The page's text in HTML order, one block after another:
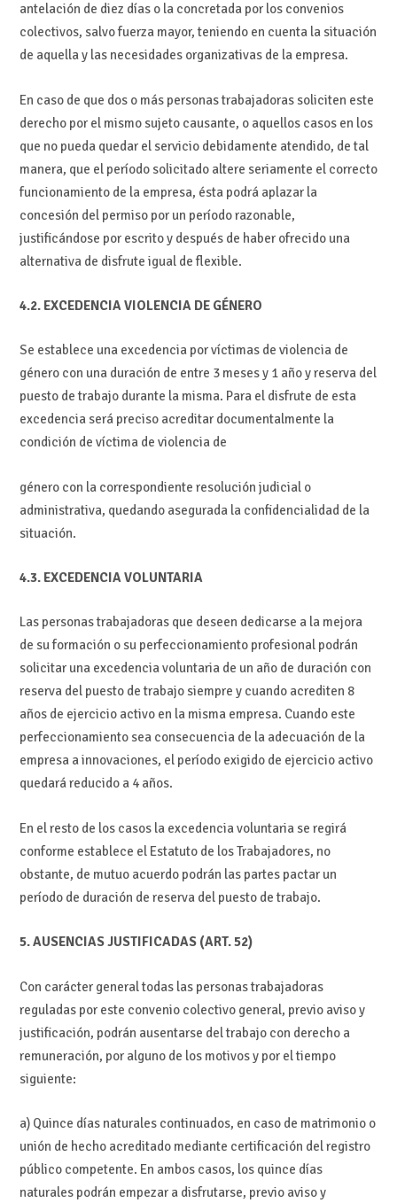
antelación de diez días o la concretada por los convenios
colectivos, salvo fuerza mayor, teniendo en cuenta la situación
de aquella y las necesidades organizativas de la empresa.
En caso de que dos o más personas trabajadoras soliciten este
derecho por el mismo sujeto causante, o aquellos casos en los
que no pueda quedar el servicio debidamente atendido, de tal
manera, que el período solicitado altere seriamente el correcto
funcionamiento de la empresa, ésta podrá aplazar la
concesión del permiso por un período razonable,
justificándose por escrito y después de haber ofrecido una
alternativa de disfrute igual de flexible.
4.2. EXCEDENCIA VIOLENCIA DE GÉNERO
Se establece una excedencia por víctimas de violencia de
género con una duración de entre 3 meses y 1 año y reserva del
puesto de trabajo durante la misma. Para el disfrute de esta
excedencia será preciso acreditar documentalmente la
condición de víctima de violencia de
género con la correspondiente resolución judicial o
administrativa, quedando asegurada la confidencialidad de la
situación.
4.3. EXCEDENCIA VOLUNTARIA
Las personas trabajadoras que deseen dedicarse a la mejora
de su formación o su perfeccionamiento profesional podrán
solicitar una excedencia voluntaria de un año de duración con
reserva del puesto de trabajo siempre y cuando acrediten 8
años de ejercicio activo en la misma empresa. Cuando este
perfeccionamiento sea consecuencia de la adecuación de la
empresa a innovaciones, el período exigido de ejercicio activo
quedará reducido a 4 años.
En el resto de los casos la excedencia voluntaria se regirá
conforme establece el Estatuto de los Trabajadores, no
obstante, de mutuo acuerdo podrán las partes pactar un
período de duración de reserva del puesto de trabajo.
5. AUSENCIAS JUSTIFICADAS (ART. 52)
Con carácter general todas las personas trabajadoras
reguladas por este convenio colectivo general, previo aviso y
justificación, podrán ausentarse del trabajo con derecho a
remuneración, por alguno de los motivos y por el tiempo
siguiente:
a) Quince días naturales continuados, en caso de matrimonio o
unión de hecho acreditado mediante certificación del registro
público competente. En ambos casos, los quince días
naturales podrán empezar a disfrutarse, previo aviso y